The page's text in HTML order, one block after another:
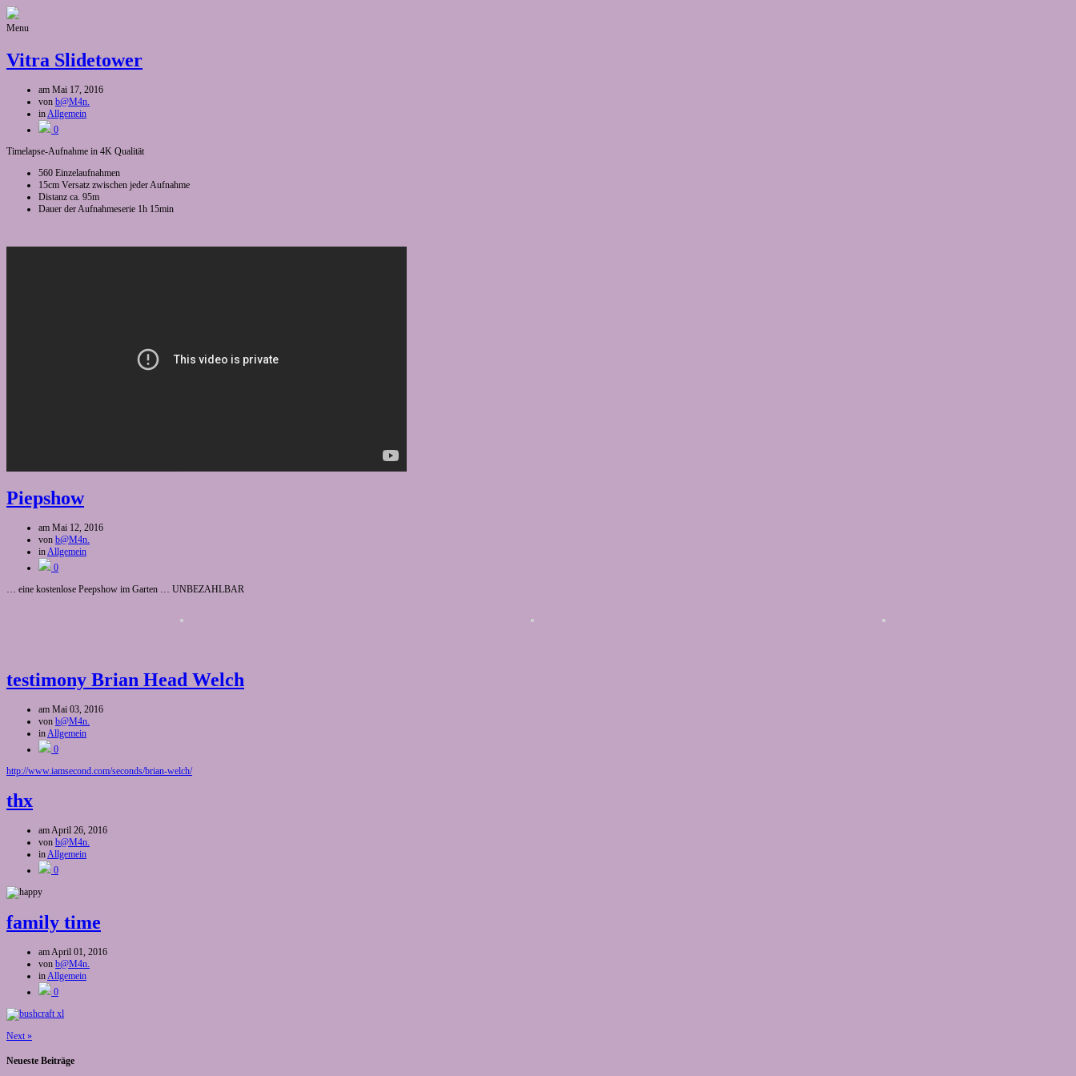
Menu
Vitra Slidetower
am Mai 17, 2016
von b@M4n.
in Allgemein
0
Timelapse-Aufnahme in 4K Qualität
560 Einzelaufnahmen
15cm Versatz zwischen jeder Aufnahme
Distanz ca. 95m
Dauer der Aufnahmeserie 1h 15min
Piepshow
am Mai 12, 2016
von b@M4n.
inAllgemein
0
… eine kostenlose Peepshow im Garten … UNBEZAHLBAR
testimony Brian Head Welch
am Mai 03, 2016
von b@M4n.
inAllgemein
0
http://www.iamsecond.com/seconds/brian-welch/
thx
amApril 26, 2016
von b@M4n.
inAllgemein
0
family time
amApril 01, 2016
von b@M4n.
inAllgemein
0
Next »
Neueste Beiträge